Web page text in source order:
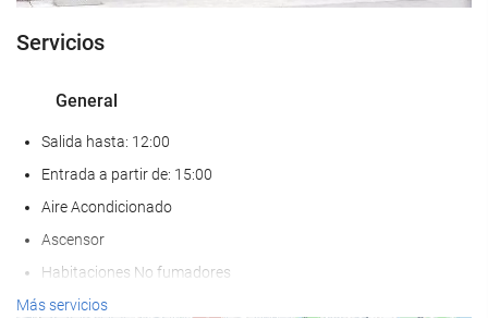
Servicios
General
Salida hasta: 12:00
Entrada a partir de: 15:00
Aire Acondicionado
Ascensor
Habitaciones No fumadores
Zona de fumadores
Más servicios